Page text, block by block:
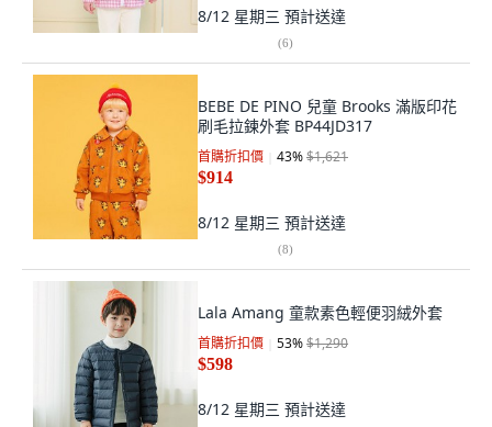
8/12 星期三 預計送達
(6)
BEBE DE PINO 兒童 Brooks 滿版印花
刷毛拉鍊外套 BP44JD317
首購折扣價 43%$1,621
$914
8/12 星期三 預計送達
(8)
Lala Amang 童款素色輕便羽絨外套
首購折扣價 53%$1,290
$598
8/12 星期三 預計送達